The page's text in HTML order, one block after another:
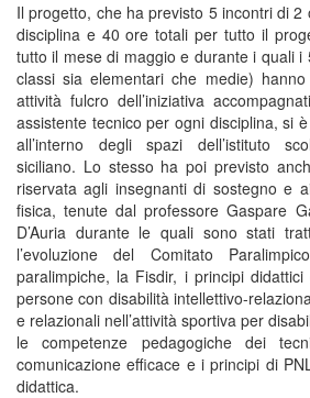
Il progetto, che ha previsto 5 incontri di
disciplina e 40 ore totali per tutto il
tutto il mese di maggio e durante i quali i
classi sia elementari che medie)
attività fulcro dell’iniziativa
assistente tecnico per ogni disciplina, si
all’interno degli spazi dell’istituto
siciliano. Lo stesso ha poi previsto
riservata agli insegnanti di sostegno e
fisica, tenute dal professore Gaspare
D’Auria durante le quali sono stati
l’evoluzione del Comitato
paralimpiche, la Fisdir, i principi
persone con disabilità intellettivo-
e relazionali nell’attività sportiva per
le competenze pedagogiche dei
comunicazione efficace e i principi di
didattica.